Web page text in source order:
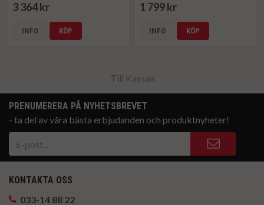
3 364 kr
INFO KÖP
1 799 kr
INFO KÖP
Till Kassan
PRENUMERERA PÅ NYHETSBREVET
- ta del av våra bästa erbjudanden och produktnyheter!
KONTAKTA OSS
033-14 88 22